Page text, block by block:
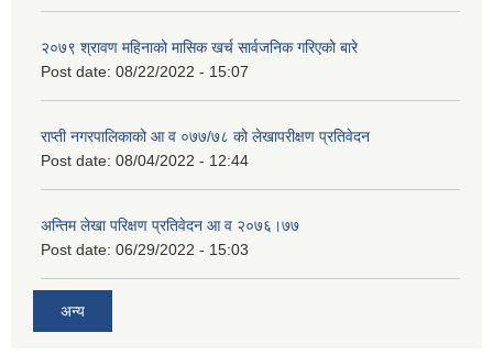
२०७९ श्रावण महिनाको मासिक खर्च सार्वजनिक गरिएको बारे
Post date: 08/22/2022 - 15:07
राप्ती नगरपालिकाको आ व ०७७/७८ को लेखापरीक्षण प्रतिवेदन
Post date: 08/04/2022 - 12:44
अन्तिम लेखा परिक्षण प्रतिवेदन आ व २०७६।७७
Post date: 06/29/2022 - 15:03
अन्य